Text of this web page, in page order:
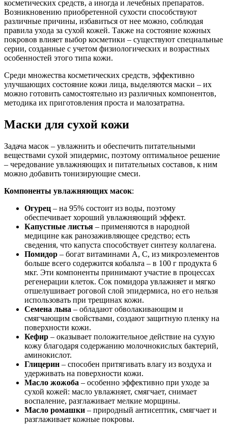
косметических средств, а иногда и лечебных препаратов.
Возникновению приобретенной сухости способствуют
различные причины, избавиться от нее можно, соблюдая
правила ухода за сухой кожей. Также на состояние кожных
покровов влияет выбор косметики – существуют специальные
серии, созданные с учетом физиологических и возрастных
особенностей этого типа кожи.
Среди множества косметических средств, эффективно
улучшающих состояние кожи лица, выделяются маски – их
можно готовить самостоятельно из различных компонентов,
методика их приготовления проста и малозатратна.
Маски для сухой кожи
Задача масок – увлажнить и обеспечить питательными
веществами сухой эпидермис, поэтому оптимальное решение
– чередование увлажняющих и питательных составов, к ним
можно добавить тонизирующие смеси.
Компоненты увлажняющих масок:
Огурец – на 95% состоит из воды, поэтому
обеспечивает хороший увлажняющий эффект.
Капустные листья – применяются в народной
медицине как ранозаживляющее средство; есть
сведения, что капуста способствует синтезу коллагена.
Помидор – богат витаминами A, C, из микроэлементов
больше всего содержится кобальта ‒ в 100 г продукта 6
мкг. Эти компоненты принимают участие в процессах
регенерации клеток. Сок помидора увлажняет и мягко
отшелушивает роговой слой эпидермиса, но его нельзя
использовать при трещинах кожи.
Семена льна – обладают обволакивающим и
смягчающим свойствами, создают защитную пленку на
поверхности кожи.
Кефир ‒ оказывает положительное действие на сухую
кожу благодаря содержанию молочнокислых бактерий,
аминокислот.
Глицерин ‒ способен притягивать влагу из воздуха и
удерживать на поверхности кожи.
Масло жожоба – особенно эффективно при уходе за
сухой кожей: масло увлажняет, смягчает, снимает
воспаление, разглаживает мелкие морщины.
Масло ромашки – природный антисептик, смягчает и
разглаживает кожные покровы.